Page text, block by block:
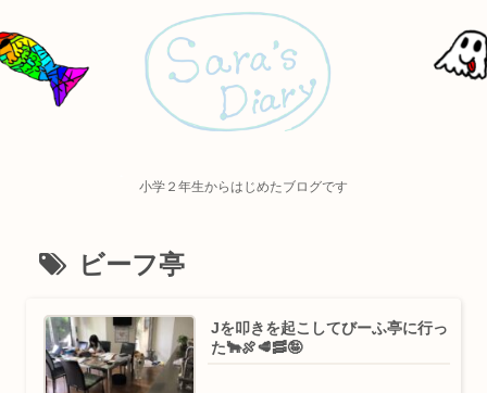
小学２年生からはじめたブログです
ビーフ亭
Jを叩きを起こしてびーふ亭に行っ
た🐂🍖🥩🥓🤪